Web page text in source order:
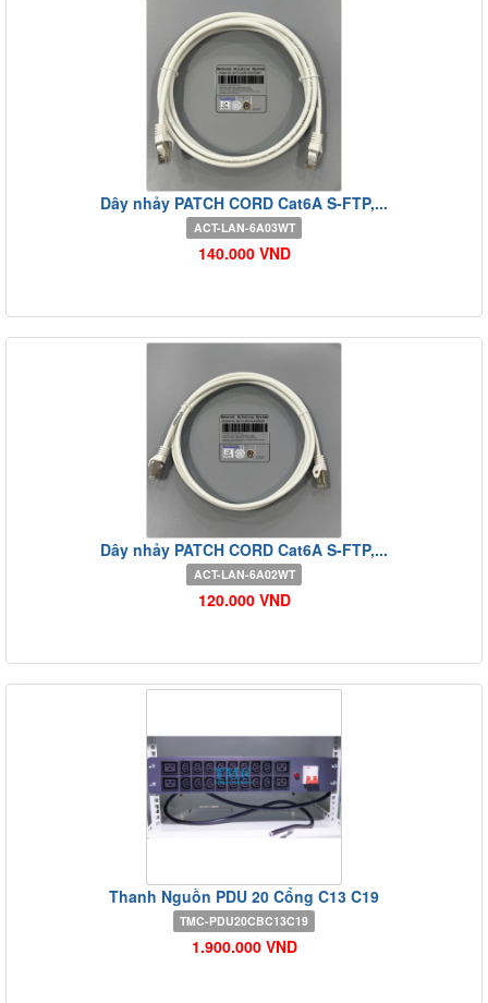
Dây nhảy PATCH CORD Cat6A S-FTP,...
ACT-LAN-6A03WT
140.000 VND
Dây nhảy PATCH CORD Cat6A S-FTP,...
ACT-LAN-6A02WT
120.000 VND
Thanh Nguồn PDU 20 Cổng C13 C19
TMC-PDU20CBC13C19
1.900.000 VND